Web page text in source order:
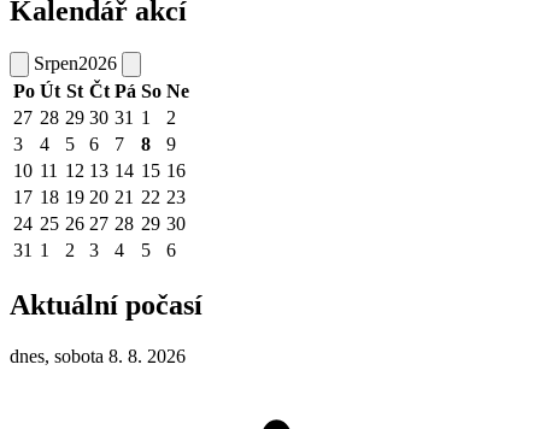
Kalendář akcí
Srpen2026
Po Út St Čt Pá So Ne
27 28 29 30 31 1
2
3
4 5 6 7 8
9
10 11 12 13 14 15 16
17 18 19 20 21 22 23
24 25 26 27 28 29 30
31 1 2 3 4 5 6
Aktuální počasí
dnes, sobota 8. 8. 2026